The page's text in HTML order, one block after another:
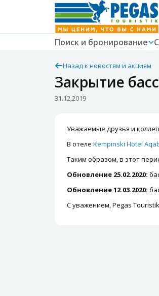
Поиск и бронирование
Назад к новостям и акциям
Закрытие
31.12.2019
Уважаемые друзья и
В отеле Kempinski Hotel
Таким образом, в этот
Обновление 25.02.2020:
Обновление 12.03.2020:
С уважением, Pegas